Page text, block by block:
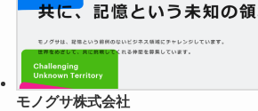
モノグサ株式会社